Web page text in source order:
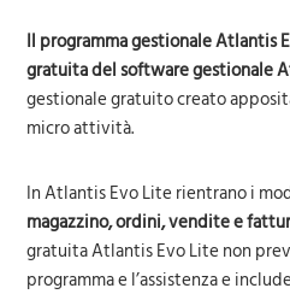
Il programma gestionale Atlantis
gratuita del software gestionale
gestionale gratuito creato
micro attività.
In Atlantis Evo Lite rientrano i
magazzino, ordini, vendite e
gratuita Atlantis Evo Lite non
programma e l’assistenza e